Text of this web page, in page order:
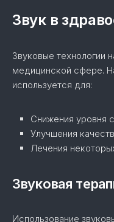
Звук в
Звуковые технологии
медицинской сфере.
используется для:
Снижения уровня
Улучшения
Лечения
Звуковая
Использование